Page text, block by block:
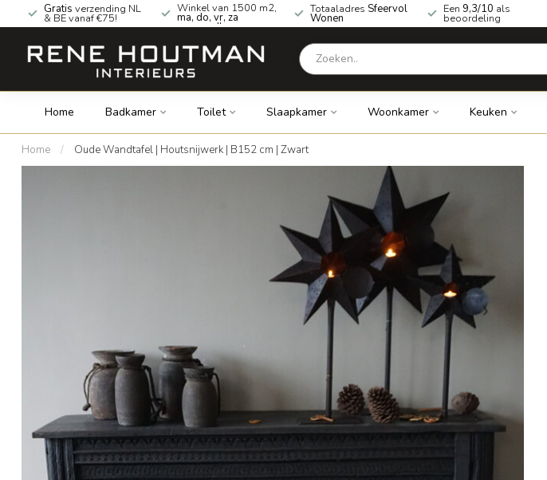
Gratis verzending NL
& BE vanaf €75!
Winkel van 1500 m2,
ma, do, vr, za
geopend!
Totaaladres Sfeervol
Wonen
Een 9,3/10 als
beoordeling
Home Badkamer Toilet Slaapkamer Woonkamer Keuken
Home / Oude Wandtafel | Houtsnijwerk | B152 cm | Zwart